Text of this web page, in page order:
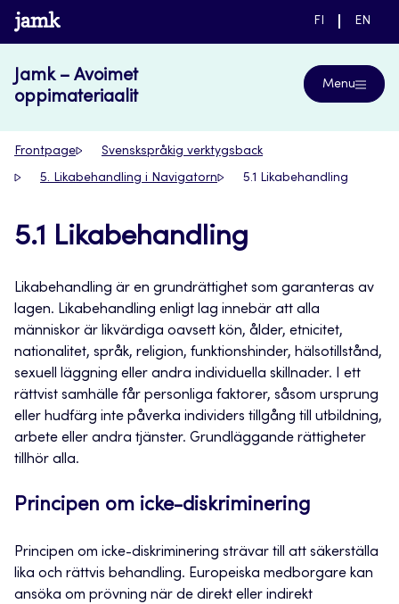
Skip
to
www.jamk.fi
SWITCH
FI
SWITCH
EN
Jamk – Avoimet
oppimateriaalit
Menu
Frontpage Svenskspråkig verktygsback
5. Likabehandling i Navigatorn 5.1 Likabehandling
5.1 Likabehandling
Likabehandling är en grundrättighet som garanteras av
lagen. Likabehandling enligt lag innebär att alla
människor är likvärdiga oavsett kön, ålder, etnicitet,
nationalitet, språk, religion, funktionshinder, hälsotillstånd,
sexuell läggning eller andra individuella skillnader. I ett
rättvist samhälle får personliga faktorer, såsom ursprung
eller hudfärg inte påverka individers tillgång till utbildning,
arbete eller andra tjänster. Grundläggande rättigheter
tillhör alla.
Principen om icke-diskriminering
Principen om icke-diskriminering strävar till att säkerställa
lika och rättvis behandling. Europeiska medborgare kan
ansöka om prövning när de direkt eller indirekt